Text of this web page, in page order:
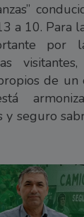
a 10. Para
por
de
y seguro